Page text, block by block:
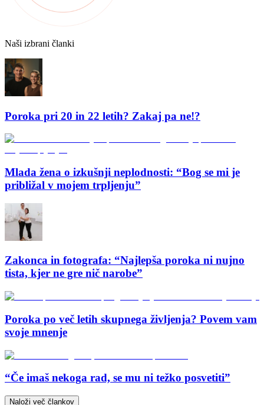
Naši izbrani članki
Poroka pri 20 in 22 letih? Zakaj pa ne!?
Mlada žena o izkušnji neplodnosti: “Bog se mi je
približal v mojem trpljenju”
Zakonca in fotografa: “Najlepša poroka ni nujno
tista, kjer ne gre nič narobe”
Poroka po več letih skupnega življenja? Povem vam
svoje mnenje
“Če imaš nekoga rad, se mu ni težko posvetiti”
Naloži več člankov